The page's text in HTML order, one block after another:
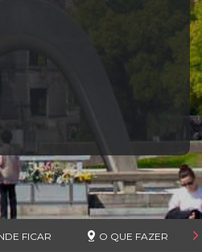
FICAR O QUE FAZER